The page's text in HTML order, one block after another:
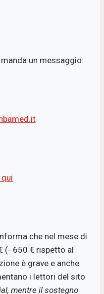
un messaggio:
che nel mese di
(- 650 € rispetto al
è grave e anche
i lettori del sito
mentre il sostegno